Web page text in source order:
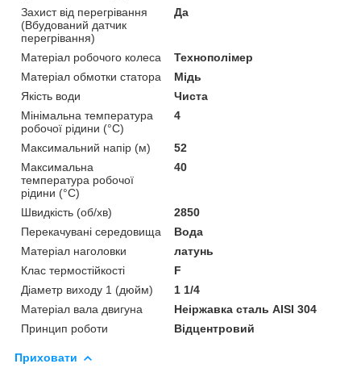
Захист від перегрівання
(Вбудований датчик
перегрівання)
Да
Матеріал робочого колеса
Технополімер
Матеріал обмотки статора
Мідь
Якість води
Чиста
Мінімальна температура
робочої рідини (°C)
4
Максимальний напір (м)
52
Максимальна
температура робочої
рідини (°C)
40
Швидкість (об/хв)
2850
Перекачувані середовища
Вода
Матеріал наголовки
латунь
Клас термостійкості
F
Діаметр виходу 1 (дюйм)
1 1/4
Матеріал вала двигуна
Неіржавка сталь AISI 304
Принцип роботи
Відцентровий
Приховати